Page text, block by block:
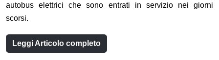
autobus elettrici che sono entrati in servizio nei giorni
scorsi.
Leggi Articolo completo